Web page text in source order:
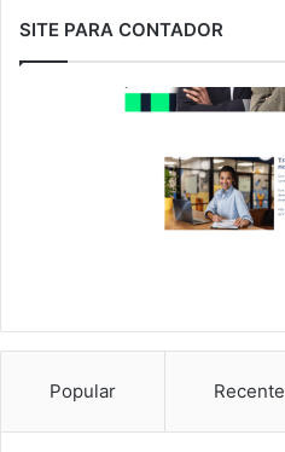
SITE PARA CONTADOR
Popular Recente